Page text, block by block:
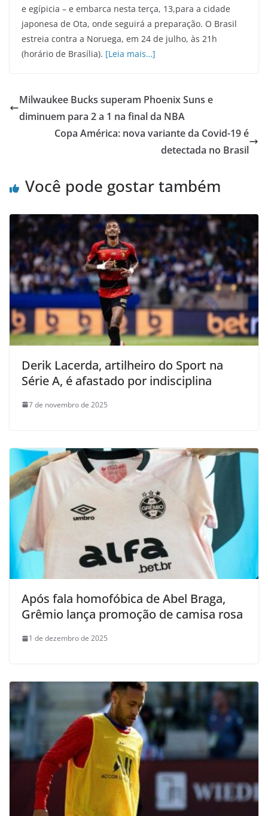
e egípicia – e embarca nesta terça, 13,para a cidade
japonesa de Ota, onde seguirá a preparação. O Brasil
estreia contra a Noruega, em 24 de julho, às 21h
(horário de Brasília). [Leia mais…]
Milwaukee Bucks superam Phoenix Suns e
diminuem para 2 a 1 na final da NBA
Copa América: nova variante da Covid-19 é
detectada no Brasil
Você pode gostar também
Derik Lacerda, artilheiro do Sport na
Série A, é afastado por indisciplina
7 de novembro de 2025
Após fala homofóbica de Abel Braga,
Grêmio lança promoção de camisa rosa
1 de dezembro de 2025